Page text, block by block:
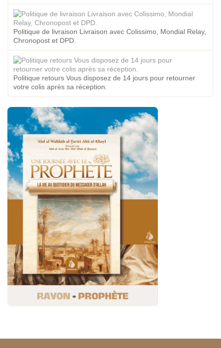
Politique de livraison Livraison avec Colissimo, Mondial Relay,
Chronopost et DPD.
Politique retours Vous disposez de 14 jours pour retourner
votre colis après sa réception.